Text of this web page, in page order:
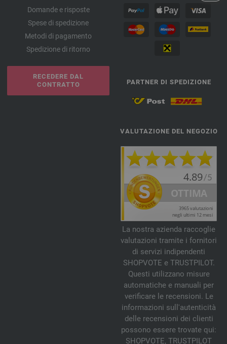
Domande e risposte
Spese di spedizione
Metodi di pagamento
Spedizione di ritorno
RECEDERE DAL
CONTRATTO
PARTNER DI SPEDIZIONE
VALUTAZIONE DEL NEGOZIO
La nostra azienda raccoglie
valutazioni tramite i fornitori
di servizi indipendenti
SHOPVOTE e TRUSTPILOT.
Questi utilizzano misure
automatiche e manuali per
verificare le recensioni. Le
informazioni sull'autenticità
delle recensioni dei clienti
possono essere trovate qui:
SHOPVOTE, TRUSTPILOT